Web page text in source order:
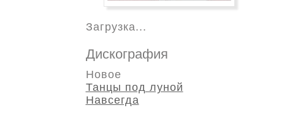
Загрузка...
Дискография
Новое
Танцы под луной
Навсегда